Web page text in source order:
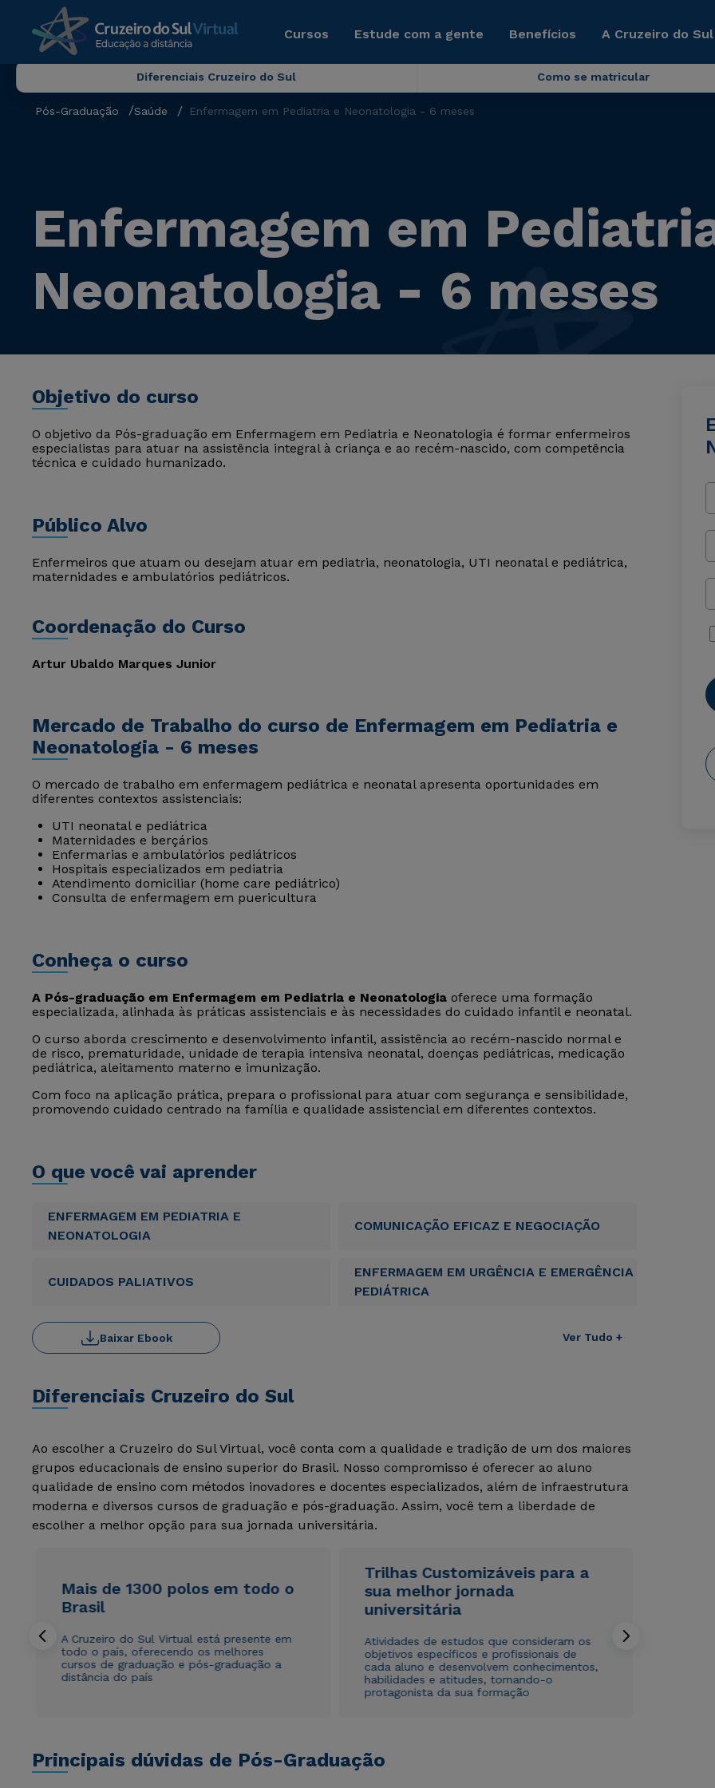
Cursos Estude com a gente Benefícios A Cruzeiro do
Diferenciais Cruzeiro do Sul Como se matricular
Pós-Graduação Saúde Enfermagem em Pediatria e Neonatologia - 6 meses
Enfermagem em
Neonatologia - 6 meses
Objetivo do curso
O objetivo da Pós-graduação em Enfermagem em Pediatria e Neonatologia é formar enfermeiros
especialistas para atuar na assistência integral à criança e ao recém-nascido, com competência
técnica e cuidado humanizado.
Público Alvo
Enfermeiros que atuam ou desejam atuar em pediatria, neonatologia, UTI neonatal e pediátrica,
maternidades e ambulatórios pediátricos.
Coordenação do Curso
Artur Ubaldo Marques Junior
Mercado de Trabalho do curso de Enfermagem em Pediatria e
Neonatologia - 6 meses
O mercado de trabalho em enfermagem pediátrica e neonatal apresenta oportunidades em
diferentes contextos assistenciais:
UTI neonatal e pediátrica
Maternidades e berçários
Enfermarias e ambulatórios pediátricos
Hospitais especializados em pediatria
Atendimento domiciliar (home care pediátrico)
Consulta de enfermagem em puericultura
Conheça o curso
A Pós-graduação em Enfermagem em Pediatria e Neonatologia oferece uma formação
especializada, alinhada às práticas assistenciais e às necessidades do cuidado infantil e neonatal.
O curso aborda crescimento e desenvolvimento infantil, assistência ao recém-nascido normal e
de risco, prematuridade, unidade de terapia intensiva neonatal, doenças pediátricas, medicação
pediátrica, aleitamento materno e imunização.
Com foco na aplicação prática, prepara o profissional para atuar com segurança e sensibilidade,
promovendo cuidado centrado na família e qualidade assistencial em diferentes contextos.
O que você vai aprender
ENFERMAGEM EM PEDIATRIA E
NEONATOLOGIA
COMUNICAÇÃO EFICAZ E NEGOCIAÇÃO
CUIDADOS PALIATIVOS
ENFERMAGEM EM URGÊNCIA E EMERGÊNCIA
PEDIÁTRICA
Ver Tudo +
Baixar Ebook
Diferenciais Cruzeiro do Sul
Ao escolher a Cruzeiro do Sul Virtual, você conta com a qualidade e tradição de um dos maiores
grupos educacionais de ensino superior do Brasil. Nosso compromisso é oferecer ao aluno
qualidade de ensino com métodos inovadores e docentes especializados, além de infraestrutura
moderna e diversos cursos de graduação e pós-graduação. Assim, você tem a liberdade de
escolher a melhor opção para sua jornada universitária.
Mais de 1300 polos em todo o
Brasil
A Cruzeiro do Sul Virtual está presente em
todo o país, oferecendo os melhores
cursos de graduação e pós-graduação a
distância do país
Trilhas Customizáveis para a
sua melhor jornada
universitária
Atividades de estudos que consideram os
objetivos específicos e profissionais de
cada aluno e desenvolvem conhecimentos,
habilidades e atitudes, tornando-o
protagonista da sua formação
Principais dúvidas de Pós-Graduação
Rápido e fácil
WhatsApp
Rápido e fácil
WhatsApp